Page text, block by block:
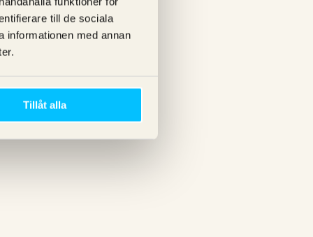
till de sociala
informationen med annan
Tillåt alla